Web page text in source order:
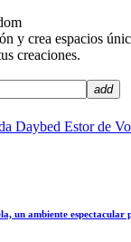
y crea espacios
creaciones.
add
un ambiente espectacular